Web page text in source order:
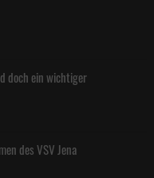
doch ein wichtiger
des VSV Jena